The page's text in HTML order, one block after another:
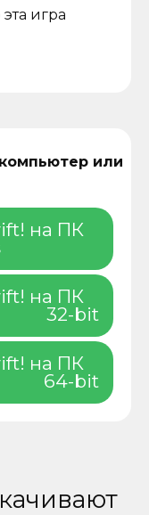
игра
или
на ПК
на ПК
32-bit
на ПК
64-bit